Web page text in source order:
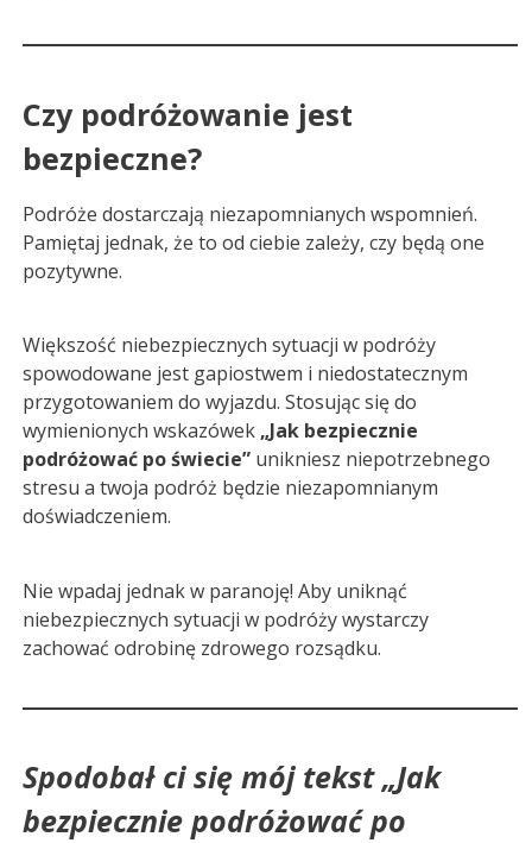
Czy podróżowanie jest
bezpieczne?
Podróże dostarczają niezapomnianych wspomnień.
Pamiętaj jednak, że to od ciebie zależy, czy będą one
pozytywne.
Większość niebezpiecznych sytuacji w podróży
spowodowane jest gapiostwem i niedostatecznym
przygotowaniem do wyjazdu. Stosując się do
wymienionych wskazówek „Jak bezpiecznie
podróżować po świecie” unikniesz niepotrzebnego
stresu a twoja podróż będzie niezapomnianym
doświadczeniem.
Nie wpadaj jednak w paranoję! Aby uniknąć
niebezpiecznych sytuacji w podróży wystarczy
zachować odrobinę zdrowego rozsądku.
Spodobał ci się mój tekst „Jak
bezpiecznie podróżować po